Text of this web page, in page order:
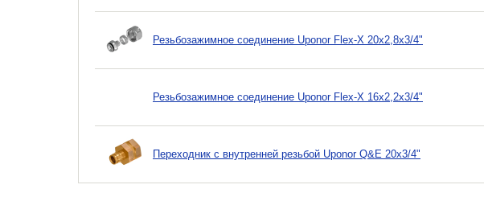
Резьбозажимное соединение Uponor Flex-X 20х2,8х3/4"
Резьбозажимное соединение Uponor Flex-X 16х2,2х3/4"
Переходник с внутренней резьбой Uponor Q&E 20х3/4"